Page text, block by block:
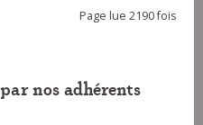
Page lue 2190 fois
nos adhérents